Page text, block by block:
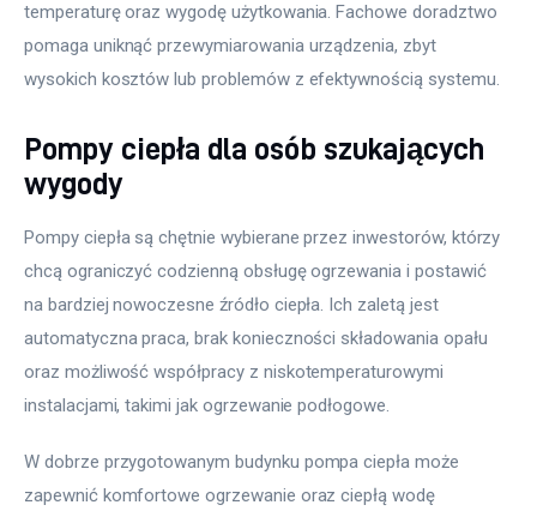
temperaturę oraz wygodę użytkowania. Fachowe doradztwo
pomaga uniknąć przewymiarowania urządzenia, zbyt
wysokich kosztów lub problemów z efektywnością systemu.
Pompy ciepła dla osób szukających
wygody
Pompy ciepła są chętnie wybierane przez inwestorów, którzy
chcą ograniczyć codzienną obsługę ogrzewania i postawić
na bardziej nowoczesne źródło ciepła. Ich zaletą jest
automatyczna praca, brak konieczności składowania opału
oraz możliwość współpracy z niskotemperaturowymi
instalacjami, takimi jak ogrzewanie podłogowe.
W dobrze przygotowanym budynku pompa ciepła może
zapewnić komfortowe ogrzewanie oraz ciepłą wodę